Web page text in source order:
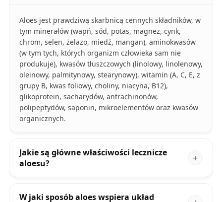
Aloes jest prawdziwą skarbnicą cennych składników, w
tym minerałów (wapń, sód, potas, magnez, cynk,
chrom, selen, żelazo, miedź, mangan), aminokwasów
(w tym tych, których organizm człowieka sam nie
produkuje), kwasów tłuszczowych (linolowy, linolenowy,
oleinowy, palmitynowy, stearynowy), witamin (A, C, E, z
grupy B, kwas foliowy, choliny, niacyna, B12),
glikoprotein, sacharydów, antrachinonów,
polipeptydów, saponin, mikroelementów oraz kwasów
organicznych.
Jakie są główne właściwości lecznicze
aloesu?
W jaki sposób aloes wspiera układ